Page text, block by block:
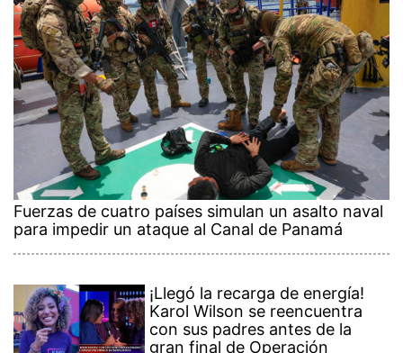
Fuerzas de cuatro países simulan un asalto naval
para impedir un ataque al Canal de Panamá
¡Llegó la recarga de energía!
Karol Wilson se reencuentra
con sus padres antes de la
gran final de Operación